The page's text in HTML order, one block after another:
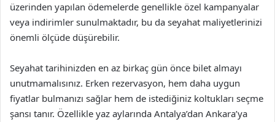
üzerinden yapılan ödemelerde genellikle özel kampanyalar
veya indirimler sunulmaktadır, bu da seyahat maliyetlerinizi
önemli ölçüde düşürebilir.
Seyahat tarihinizden en az birkaç gün önce bilet almayı
unutmamalısınız. Erken rezervasyon, hem daha uygun
fiyatlar bulmanızı sağlar hem de istediğiniz koltukları seçme
şansı tanır. Özellikle yaz aylarında Antalya’dan Ankara’ya